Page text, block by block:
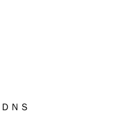
ＤＮＳ